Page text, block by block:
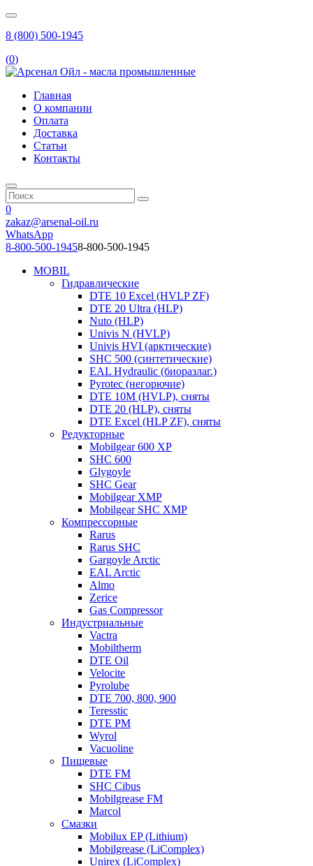
8 (800) 500-1945
(0)
Главная
О компании
Оплата
Доставка
Статьи
Контакты
0
zakaz@arsenal-oil.ru
WhatsApp
8-800-500-19458-800-500-1945
MOBIL
Гидравлические
DTE 10 Excel (HVLP ZF)
DTE 20 Ultra (HLP)
Nuto (HLP)
Univis N (HVLP)
Univis HVI (арктические)
SHC 500 (синтетические)
EAL Hydraulic (биоразлаг.)
Pyrotec (негорючие)
DTE 10M (HVLP), сняты
DTE 20 (HLP), сняты
DTE Excel (HLP ZF), сняты
Редукторные
Mobilgear 600 XP
SHC 600
Glygoyle
SHC Gear
Mobilgear XMP
Mobilgear SHC XMP
Компрессорные
Rarus
Rarus SHC
Gargoyle Arctic
EAL Arctic
Almo
Zerice
Gas Compressor
Индустриальные
Vactra
Mobiltherm
DTE Oil
Velocite
Pyrolube
DTE 700, 800, 900
Teresstic
DTE PM
Wyrol
Vacuoline
Пищевые
DTE FM
SHC Cibus
Mobilgrease FM
Marcol
Смазки
Mobilux EP (Lithium)
Mobilgrease (LiComplex)
Unirex (LiComplex)